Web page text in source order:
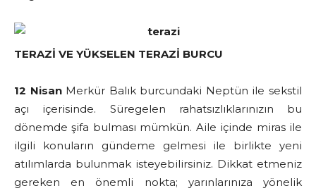
TERAZİ VE YÜKSELEN TERAZİ BURCU
12 NisanMerkür Balık burcundaki Neptün ile sekstil
açı içerisinde. Süregelen rahatsızlıklarınızın bu
dönemde şifa bulması mümkün. Aile içinde miras ile
ilgili konuların gündeme gelmesi ile birlikte yeni
atılımlarda bulunmak isteyebilirsiniz. Dikkat etmeniz
gereken en önemli nokta; yarınlarınıza yönelik